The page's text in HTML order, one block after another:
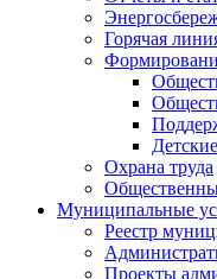
Горячая
Охрана труда
Муниципальные
Реестр
Проекты